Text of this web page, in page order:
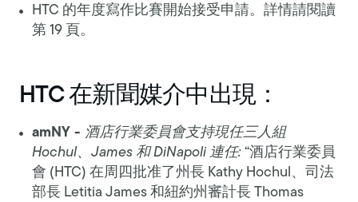
HTC 的年度寫作比賽開始接受申請。詳情請閱讀
第 19 頁。
HTC 在新聞媒介中出現：
amNY - 酒店行業委員會支持現任三人組
Hochul、James 和 DiNapoli 連任: “酒店行業委員
會 (HTC) 在周四批准了州長 Kathy Hochul、司法
部長 Letitia James 和紐約州審計長 Thomas